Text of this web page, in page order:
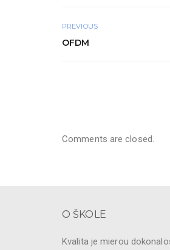
PREVIOUS
OFDM
Comments are closed.
O ŠKOLE
Kvalita je mierou